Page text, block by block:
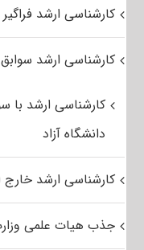
کارشناسی ارشد فراگیر
کارشناسی ارشد
کارشناسی ارشد با
دانشگاه آزاد
کارشناسی ارشد خارج
جذب هیات علمی